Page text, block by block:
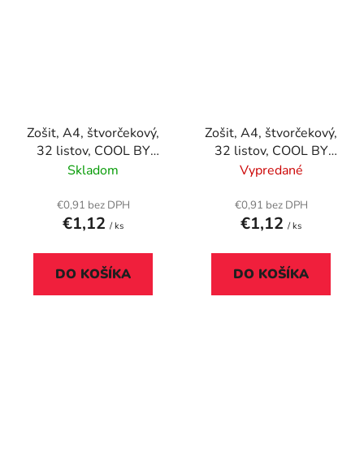
Zošit, A4, štvorčekový,
32 listov, COOL BY
VICTORIA
Skladom
€0,91 bez DPH
€1,12 / ks
DO KOŠÍKA
Zošit, A4, štvorčekový,
32 listov, COOL BY
VICTORIA, "Aurora
Vypredané
€0,91 bez DPH
€1,12 / ks
DO KOŠÍKA